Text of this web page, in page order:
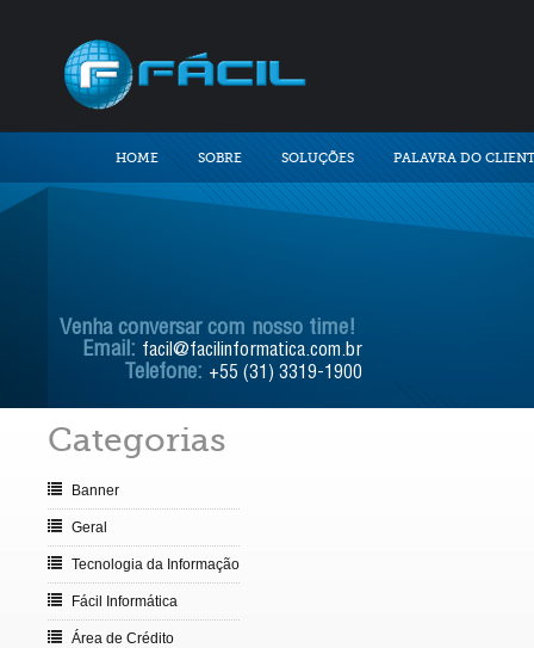
HOME SOBRE SOLUÇÕES PALAVRA DO
Venha conversar com nosso time!
Email: facil@facilinformatica.com.br
Telefone: +55 (31) 3319-1900
Categorias
Banner
Geral
Tecnologia da Informação
Fácil Informática
Área de Crédito